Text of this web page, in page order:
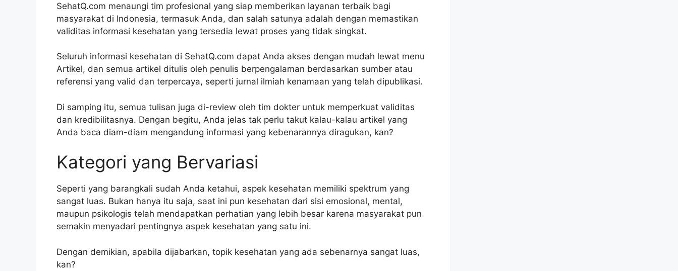
SehatQ.com menaungi tim profesional yang siap memberikan layanan terbaik bagi
masyarakat di Indonesia, termasuk Anda, dan salah satunya adalah dengan memastikan
validitas informasi kesehatan yang tersedia lewat proses yang tidak singkat.
Seluruh informasi kesehatan di SehatQ.com dapat Anda akses dengan mudah lewat menu
Artikel, dan semua artikel ditulis oleh penulis berpengalaman berdasarkan sumber atau
referensi yang valid dan terpercaya, seperti jurnal ilmiah kenamaan yang telah dipublikasi.
Di samping itu, semua tulisan juga di-review oleh tim dokter untuk memperkuat validitas
dan kredibilitasnya. Dengan begitu, Anda jelas tak perlu takut kalau-kalau artikel yang
Anda baca diam-diam mengandung informasi yang kebenarannya diragukan, kan?
Kategori yang Bervariasi
Seperti yang barangkali sudah Anda ketahui, aspek kesehatan memiliki spektrum yang
sangat luas. Bukan hanya itu saja, saat ini pun kesehatan dari sisi emosional, mental,
maupun psikologis telah mendapatkan perhatian yang lebih besar karena masyarakat pun
semakin menyadari pentingnya aspek kesehatan yang satu ini.
Dengan demikian, apabila dijabarkan, topik kesehatan yang ada sebenarnya sangat luas,
kan?